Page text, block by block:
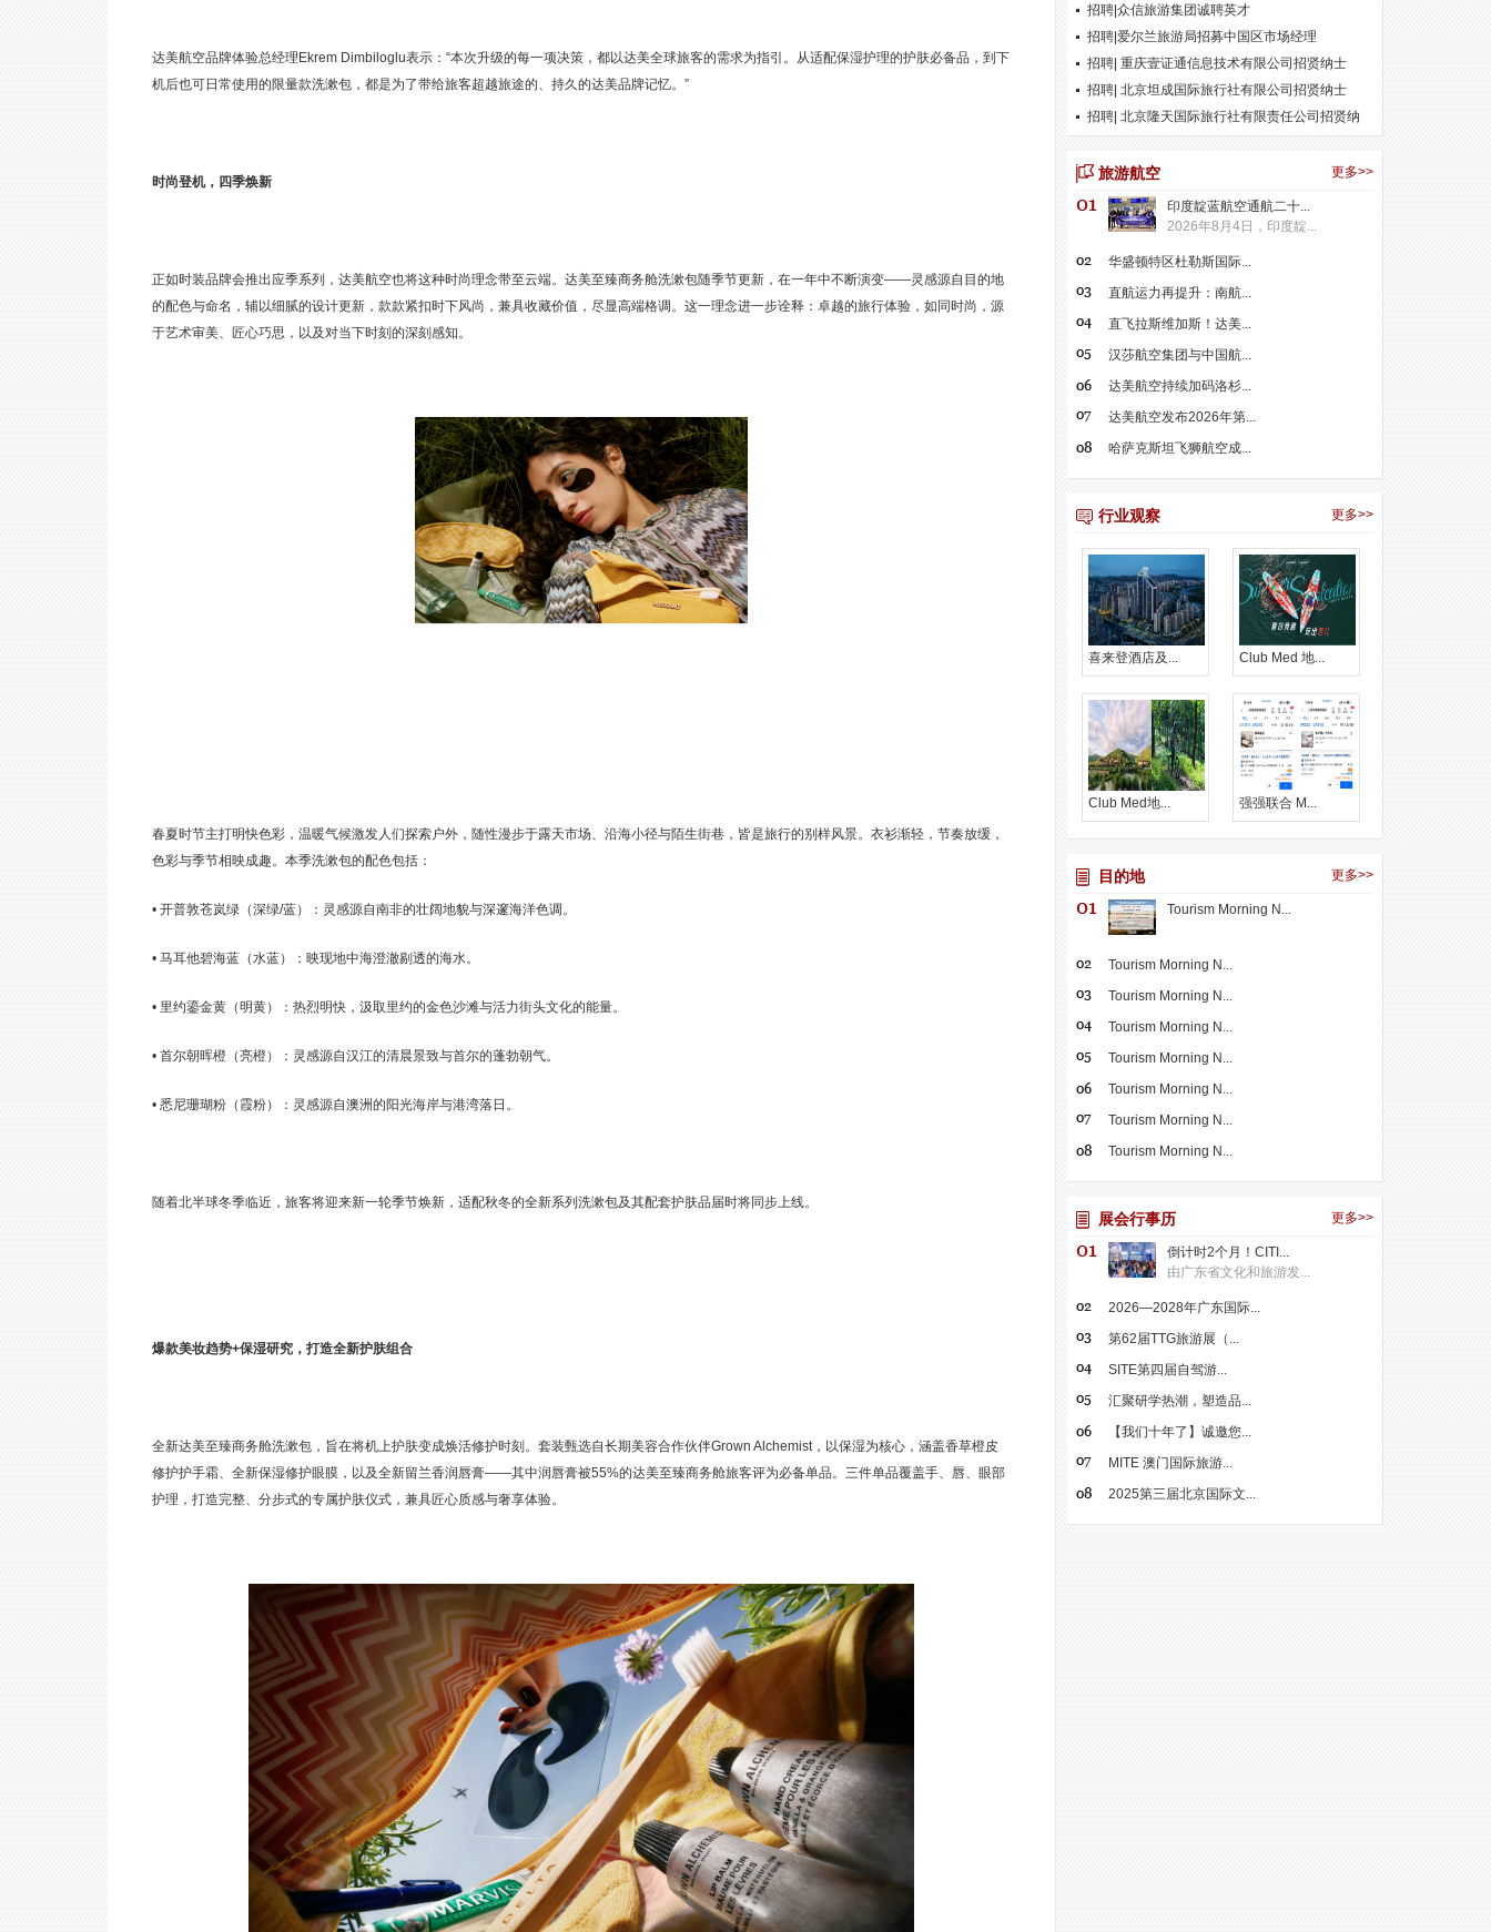
达美航空品牌体验总经理Ekrem Dimbiloglu表示：“本次升级的每一项决策，都以达美全球旅客的需求为指引。从适配保湿护理的护肤必备品，到下
机后也可日常使用的限量款洗漱包，都是为了带给旅客超越旅途的、持久的达美品牌记忆。”
时尚登机，四季焕新
正如时装品牌会推出应季系列，达美航空也将这种时尚理念带至云端。达美至臻商务舱洗漱包随季节更新，在一年中不断演变——灵感源自目的地
的配色与命名，辅以细腻的设计更新，款款紧扣时下风尚，兼具收藏价值，尽显高端格调。这一理念进一步诠释：卓越的旅行体验，如同时尚，源
于艺术审美、匠心巧思，以及对当下时刻的深刻感知。
春夏时节主打明快色彩，温暖气候激发人们探索户外，随性漫步于露天市场、沿海小径与陌生街巷，皆是旅行的别样风景。衣衫渐轻，节奏放缓，
色彩与季节相映成趣。本季洗漱包的配色包括：
• 开普敦苍岚绿（深绿/蓝）：灵感源自南非的壮阔地貌与深邃海洋色调。
• 马耳他碧海蓝（水蓝）：映现地中海澄澈剔透的海水。
• 里约鎏金黄（明黄）：热烈明快，汲取里约的金色沙滩与活力街头文化的能量。
• 首尔朝晖橙（亮橙）：灵感源自汉江的清晨景致与首尔的蓬勃朝气。
• 悉尼珊瑚粉（霞粉）：灵感源自澳洲的阳光海岸与港湾落日。
随着北半球冬季临近，旅客将迎来新一轮季节焕新，适配秋冬的全新系列洗漱包及其配套护肤品届时将同步上线。
爆款美妆趋势+保湿研究，打造全新护肤组合
全新达美至臻商务舱洗漱包，旨在将机上护肤变成焕活修护时刻。套装甄选自长期美容合作伙伴Grown Alchemist，以保湿为核心，涵盖香草橙皮
修护护手霜、全新保湿修护眼膜，以及全新留兰香润唇膏——其中润唇膏被55%的达美至臻商务舱旅客评为必备单品。三件单品覆盖手、唇、眼部
护理，打造完整、分步式的专属护肤仪式，兼具匠心质感与奢享体验。
招聘|众信旅游集团诚聘英才
招聘|爱尔兰旅游局招募中国区市场经理
招聘| 重庆壹证通信息技术有限公司招贤纳士
招聘| 北京坦成国际旅行社有限公司招贤纳士
招聘| 北京隆天国际旅行社有限责任公司招贤纳
更多>>
旅游航空
印度靛蓝航空通航二十...
2026年8月4日，印度靛...
华盛顿特区杜勒斯国际...
直航运力再提升：南航...
直飞拉斯维加斯！达美...
汉莎航空集团与中国航...
达美航空持续加码洛杉...
达美航空发布2026年第...
哈萨克斯坦飞狮航空成...
更多>>
行业观察
喜来登酒店及... Club Med 地...
Club Med地... 强强联合 M...
更多>>
目的地
Tourism Morning N...
Tourism Morning N...
Tourism Morning N...
Tourism Morning N...
Tourism Morning N...
Tourism Morning N...
Tourism Morning N...
Tourism Morning N...
更多>>
展会行事历
倒计时2个月！CITI...
由广东省文化和旅游发...
2026—2028年广东国际...
第62届TTG旅游展（...
SITE第四届自驾游...
汇聚研学热潮，塑造品...
【我们十年了】诚邀您...
MITE 澳门国际旅游...
2025第三届北京国际文...